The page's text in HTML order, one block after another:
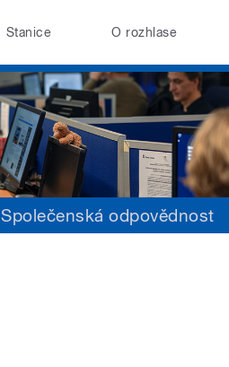
Stanice O rozhlase
Společenská odpovědnost